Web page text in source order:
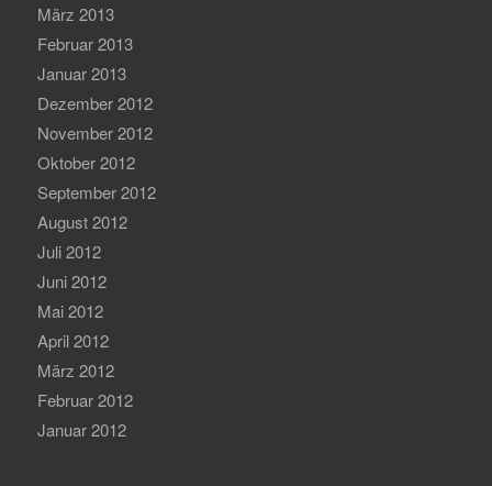
März 2013
Februar 2013
Januar 2013
Dezember 2012
November 2012
Oktober 2012
September 2012
August 2012
Juli 2012
Juni 2012
Mai 2012
April 2012
März 2012
Februar 2012
Januar 2012